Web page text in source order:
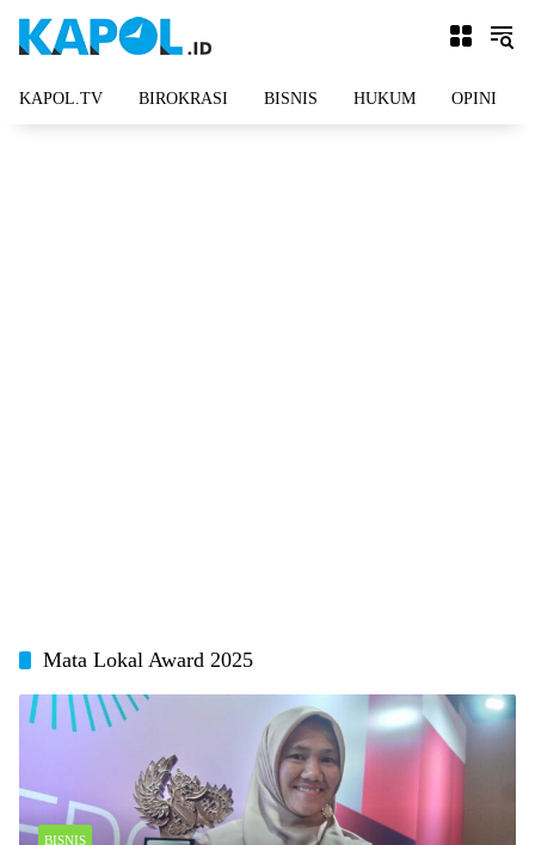
KAPOL.TV BIROKRASI BISNIS HUKUM OPINI
Mata Lokal Award 2025
BISNIS